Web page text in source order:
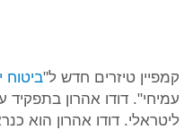
קמפיין טיזרים חדש ל"ביטוח
עמיחי". דודו אהרון
ליטראלי. דודו אהרון הוא